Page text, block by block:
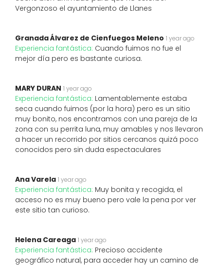
Vergonzoso el ayuntamiento de Llanes
Granada Álvarez de Cienfuegos Meleno 1 year ago
Experiencia fantástica: Cuando fuimos no fue el
mejor día pero es bastante curiosa.
MARY DURAN 1 year ago
Experiencia fantástica: Lamentablemente estaba
seca cuando fuimos (por la hora) pero es un sitio
muy bonito, nos encontramos con una pareja de la
zona con su perrita luna, muy amables y nos llevaron
a hacer un recorrido por sitios cercanos quizá poco
conocidos pero sin duda espectaculares
Ana Varela 1 year ago
Experiencia fantástica: Muy bonita y recogida, el
acceso no es muy bueno pero vale la pena por ver
este sitio tan curioso.
Helena Careaga 1 year ago
Experiencia fantástica: Precioso accidente
geográfico natural, para acceder hay un camino de